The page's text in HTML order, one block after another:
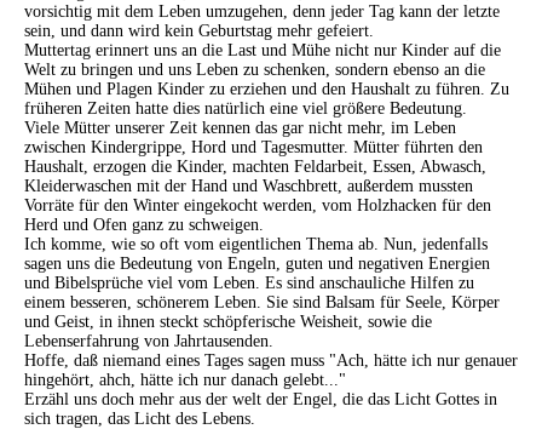
vorsichtig mit dem Leben umzugehen, denn jeder Tag kann der letzte
sein, und dann wird kein Geburtstag mehr gefeiert.
Muttertag erinnert uns an die Last und Mühe nicht nur Kinder auf die
Welt zu bringen und uns Leben zu schenken, sondern ebenso an die
Mühen und Plagen Kinder zu erziehen und den Haushalt zu führen. Zu
früheren Zeiten hatte dies natürlich eine viel größere Bedeutung.
Viele Mütter unserer Zeit kennen das gar nicht mehr, im Leben
zwischen Kindergrippe, Hord und Tagesmutter. Mütter führten den
Haushalt, erzogen die Kinder, machten Feldarbeit, Essen, Abwasch,
Kleiderwaschen mit der Hand und Waschbrett, außerdem mussten
Vorräte für den Winter eingekocht werden, vom Holzhacken für den
Herd und Ofen ganz zu schweigen.
Ich komme, wie so oft vom eigentlichen Thema ab. Nun, jedenfalls
sagen uns die Bedeutung von Engeln, guten und negativen Energien
und Bibelsprüche viel vom Leben. Es sind anschauliche Hilfen zu
einem besseren, schönerem Leben. Sie sind Balsam für Seele, Körper
und Geist, in ihnen steckt schöpferische Weisheit, sowie die
Lebenserfahrung von Jahrtausenden.
Hoffe, daß niemand eines Tages sagen muss "Ach, hätte ich nur genauer
hingehört, ahch, hätte ich nur danach gelebt..."
Erzähl uns doch mehr aus der welt der Engel, die das Licht Gottes in
sich tragen, das Licht des Lebens.